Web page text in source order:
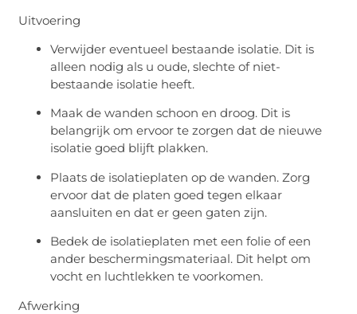
Uitvoering
Verwijder eventueel bestaande isolatie. Dit is
alleen nodig als u oude, slechte of niet-
bestaande isolatie heeft.
Maak de wanden schoon en droog. Dit is
belangrijk om ervoor te zorgen dat de nieuwe
isolatie goed blijft plakken.
Plaats de isolatieplaten op de wanden. Zorg
ervoor dat de platen goed tegen elkaar
aansluiten en dat er geen gaten zijn.
Bedek de isolatieplaten met een folie of een
ander beschermingsmateriaal. Dit helpt om
vocht en luchtlekken te voorkomen.
Afwerking